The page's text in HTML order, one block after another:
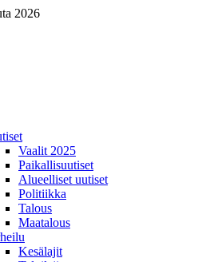
2026
Vaalit 2025
Paikallisuutiset
Alueelliset uutiset
Politiikka
Talous
Maatalous
Kesälajit